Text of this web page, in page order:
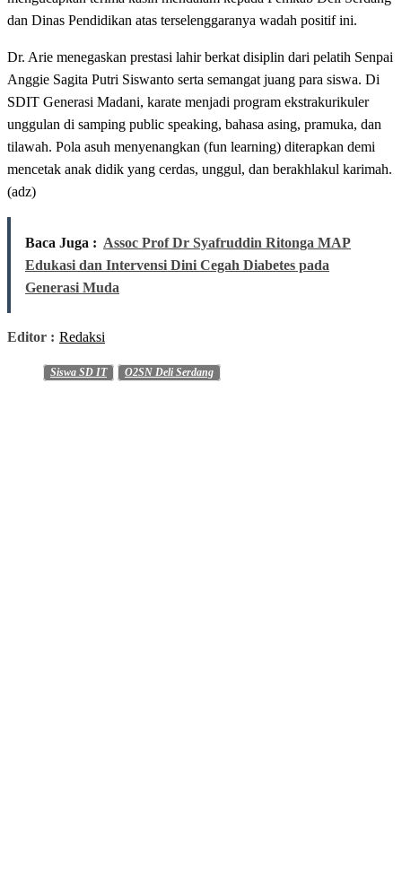
dan Dinas Pendidikan atas terselenggaranya wadah positif ini.
Dr. Arie menegaskan prestasi lahir berkat disiplin dari pelatih Senpai
Anggie Sagita Putri Siswanto serta semangat juang para siswa. Di
SDIT Generasi Madani, karate menjadi program ekstrakurikuler
unggulan di samping public speaking, bahasa asing, pramuka, dan
tilawah. Pola asuh menyenangkan (fun learning) diterapkan demi
mencetak anak didik yang cerdas, unggul, dan berakhlakul karimah.
(adz)
Baca Juga : Assoc Prof Dr Syafruddin Ritonga MAP
Edukasi dan Intervensi Dini Cegah Diabetes pada
Generasi Muda
Editor : Redaksi
Siswa SD IT O2SN Deli Serdang